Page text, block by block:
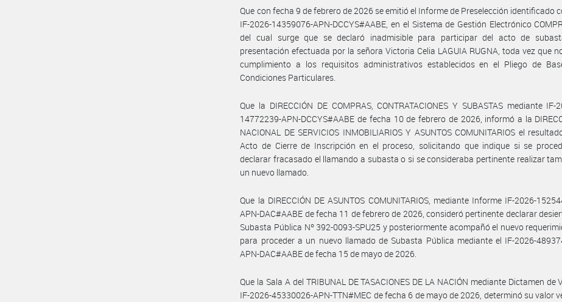
Que con fecha 9 de febrero de 2026 se emitió el Informe de Preselección identificado
IF-2026-14359076-APN-DCCYS#AABE, en el Sistema de Gestión Electrónico
del cual surge que se declaró inadmisible para participar del acto de
presentación efectuada por la señora Victoria Celia LAGUIA RUGNA, toda vez que
cumplimiento a los requisitos administrativos establecidos en el Pliego de
Condiciones Particulares.
Que la DIRECCIÓN DE COMPRAS, CONTRATACIONES Y SUBASTAS mediante IF-
14772239-APN-DCCYS#AABE de fecha 10 de febrero de 2026, informó a la
NACIONAL DE SERVICIOS INMOBILIARIOS Y ASUNTOS COMUNITARIOS el
Acto de Cierre de Inscripción en el proceso, solicitando que indique si se
declarar fracasado el llamando a subasta o si se consideraba pertinente realizar
un nuevo llamado.
Que la DIRECCIÓN DE ASUNTOS COMUNITARIOS, mediante Informe IF-2026-
APN-DAC#AABE de fecha 11 de febrero de 2026, consideró pertinente declarar
Subasta Pública Nº 392-0093-SPU25 y posteriormente acompañó el nuevo
para proceder a un nuevo llamado de Subasta Pública mediante el IF-2026-
APN-DAC#AABE de fecha 15 de mayo de 2026.
Que la Sala A del TRIBUNAL DE TASACIONES DE LA NACIÓN mediante Dictamen de
IF-2026-45330026-APN-TTN#MEC de fecha 6 de mayo de 2026, determinó su valor